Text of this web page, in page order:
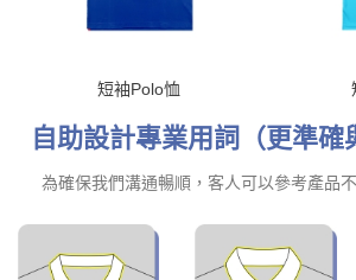
短袖Polo恤
自助設計專業用詞（更準確
為確保我們溝通暢順，客人可以參考產品